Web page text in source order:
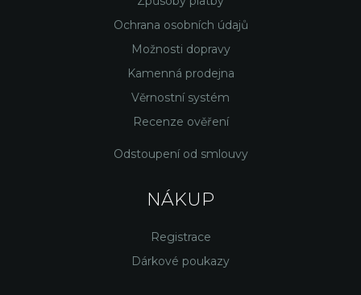
Ochrana osobních údajů
Možnosti dopravy
Kamenná prodejna
Věrnostní systém
Recenze ověření
Odstoupení od smlouvy
NÁKUP
Registrace
Dárkové poukazy